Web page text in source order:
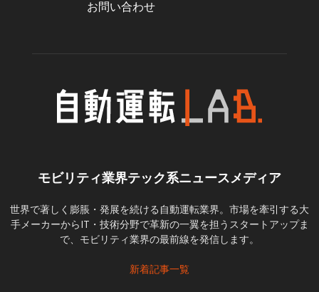
お問い合わせ
モビリティ業界テック系ニュースメディア
世界で著しく膨脹・発展を続ける自動運転業界。市場を牽引する大
手メーカーからIT・技術分野で革新の一翼を担うスタートアップま
で、モビリティ業界の最前線を発信します。
新着記事一覧